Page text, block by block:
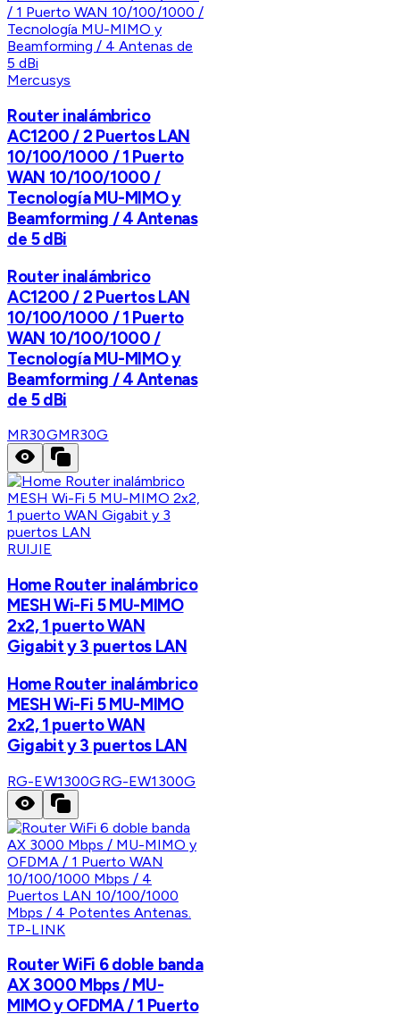
Mercusys
Router inalámbrico
AC1200 / 2 Puertos LAN
10/100/1000 / 1 Puerto
WAN 10/100/1000 /
Tecnología MU-MIMO y
Beamforming / 4 Antenas
de 5 dBi
Router inalámbrico
AC1200 / 2 Puertos LAN
10/100/1000 / 1 Puerto
WAN 10/100/1000 /
Tecnología MU-MIMO y
Beamforming / 4 Antenas
de 5 dBi
MR30GMR30G
RUIJIE
Home Router inalámbrico
MESH Wi-Fi 5 MU-MIMO
2x2, 1 puerto WAN
Gigabit y 3 puertos LAN
Home Router inalámbrico
MESH Wi-Fi 5 MU-MIMO
2x2, 1 puerto WAN
Gigabit y 3 puertos LAN
RG-EW1300GRG-EW1300G
TP-LINK
Router WiFi 6 doble banda
AX 3000 Mbps / MU-
MIMO y OFDMA / 1 Puerto